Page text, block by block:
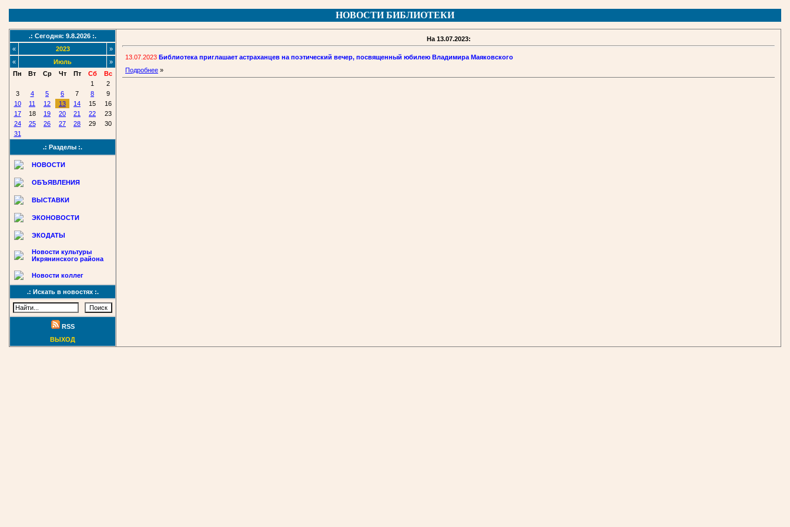
НОВОСТИ БИБЛИОТЕКИ
.: Сегодня: 9.8.2026 :.
«
2023
»
«
Июль
»
Пн
Вт Ср Чт Пт Сб
Вс
1
2
3
4 5 6 7 8
9
10
11 12 13 14 15
16
17
18 19 20 21 22
23
24
25 26 27 28 29
30
31
.: Разделы :.
НОВОСТИ
ОБЪЯВЛЕНИЯ
ВЫСТАВКИ
ЭКОНОВОСТИ
ЭКОДАТЫ
Новости культуры
Икрянинского района
Новости коллег
.: Искать в новостях :.
RSS
ВЫХОД
На 13.07.2023:
13.07.2023 Библиотека приглашает астраханцев на поэтический вечер, посвященный юбилею Владимира Маяковского
Подробнее »